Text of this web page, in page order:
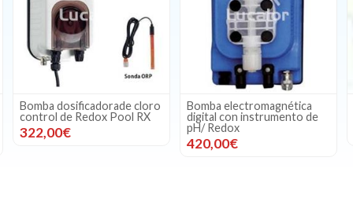
Bomba dosificadorade cloro
control de Redox Pool RX
322,00€
Bomba electromagnética
digital con instrumento de
pH/ Redox
420,00€